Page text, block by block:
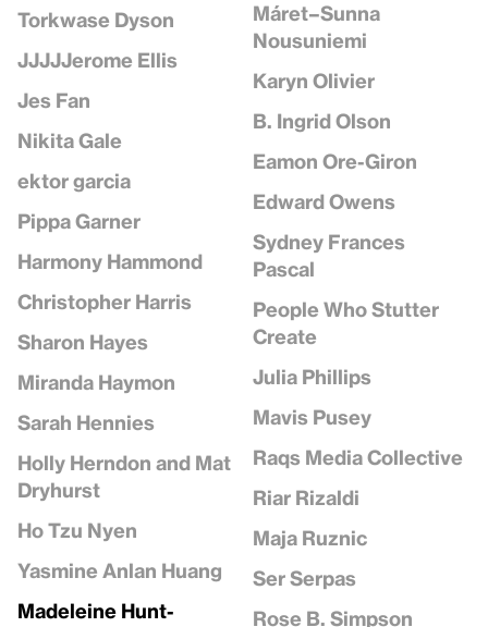
Torkwase Dyson
JJJJJerome Ellis
Jes Fan
Nikita Gale
ektor garcia
Pippa Garner
Harmony Hammond
Christopher Harris
Sharon Hayes
Miranda Haymon
Sarah Hennies
Holly Herndon and Mat
Dryhurst
Ho Tzu Nyen
Yasmine Anlan Huang
Madeleine Hunt-
Máret–Sunna
Nousuniemi
Karyn Olivier
B. Ingrid Olson
Eamon Ore-Giron
Edward Owens
Sydney Frances
Pascal
People Who Stutter
Create
Julia Phillips
Mavis Pusey
Raqs Media Collective
Riar Rizaldi
Maja Ruznic
Ser Serpas
Rose B. Simpson